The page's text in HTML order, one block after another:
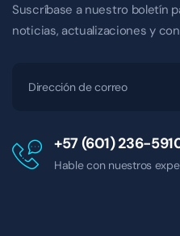
Suscríbase a nuestro boletín
noticias, actualizaciones y
+57 (601) 236-
Hable con nuestros